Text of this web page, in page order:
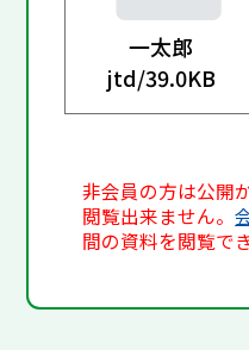
一太郎
jtd/39.0KB
非会員の方は公開
閲覧出来ません。
間の資料を閲覧でき